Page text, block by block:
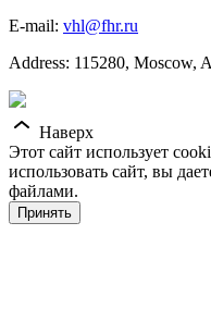
E-mail: vhl@fhr.ru
Address: 115280, Moscow,
Наверх
Этот сайт использует
использовать сайт, вы
файлами.
Принять